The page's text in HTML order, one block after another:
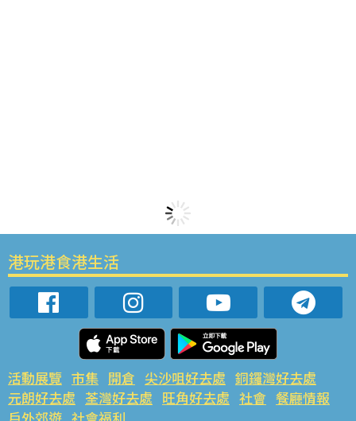
港玩港食港生活
活動展覽 市集 開倉 尖沙咀好去處 銅鑼灣好去處
元朗好去處 荃灣好去處 旺角好去處 社會 餐廳情報